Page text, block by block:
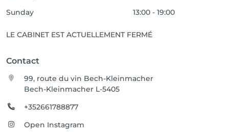
Sunday
13:00 - 19:00
LE CABINET EST ACTUELLEMENT FERMÉ
Contact
99, route du vin Bech-Kleinmacher
Bech-Kleinmacher L-5405
+352661788877
Open Instagram